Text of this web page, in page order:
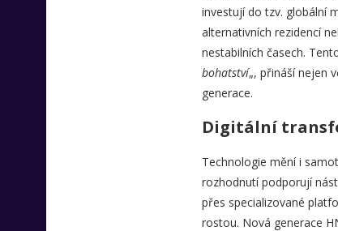
investují do tzv. globální
alternativních rezidencí
nestabilních časech.
bohatství„, přináší nejen
generace.
Digitální
Technologie mění i
rozhodnutí podporují
přes specializované
rostou. Nová generace